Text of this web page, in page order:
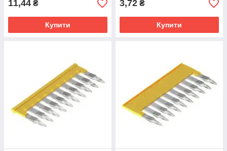
11,44 ₴
Купити
3,72 ₴
Купити